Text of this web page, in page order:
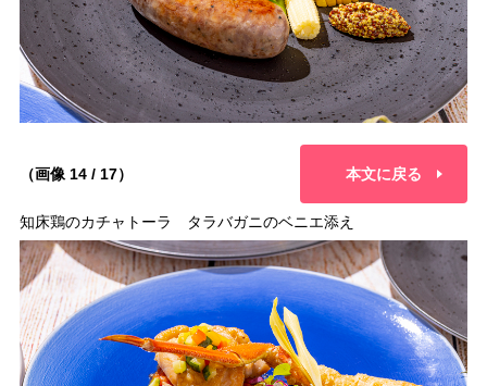
（画像 14 / 17） 本文に戻る
知床鶏のカチャトーラ タラバガニのベニエ添え